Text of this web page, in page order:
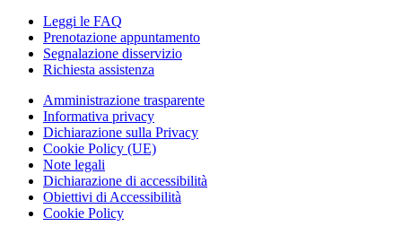
Leggi le FAQ
Prenotazione appuntamento
Segnalazione disservizio
Richiesta assistenza
Amministrazione trasparente
Informativa privacy
Dichiarazione sulla Privacy
Cookie Policy (UE)
Note legali
Dichiarazione di accessibilità
Obiettivi di Accessibilità
Cookie Policy